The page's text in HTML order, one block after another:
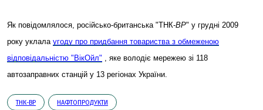
Як повідомлялося, російсько-британська "ТНК-ВР" у грудні 2009
року уклала угоду про придбання товариства з обмеженою
відповідальністю "ВікОйл" , яке володіє мережею зі 118
автозаправних станцій у 13 регіонах України.
ТНК-ВР НАФТОПРОДУКТИ